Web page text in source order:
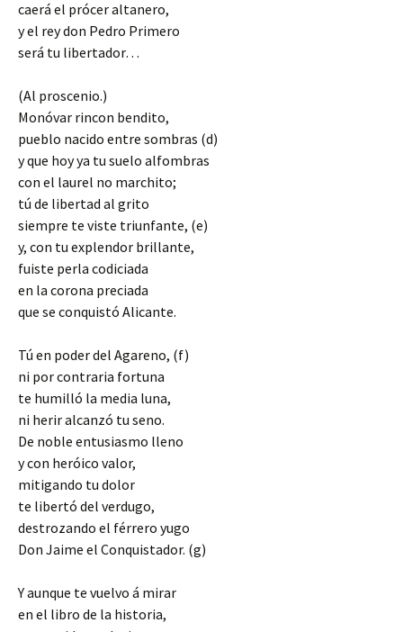
caerá el prócer altanero,
y el rey don Pedro Primero
será tu libertador…
(Al proscenio.)
Monóvar rincon bendito,
pueblo nacido entre sombras (d)
y que hoy ya tu suelo alfombras
con el laurel no marchito;
tú de libertad al grito
siempre te viste triunfante, (e)
y, con tu explendor brillante,
fuiste perla codiciada
en la corona preciada
que se conquistó Alicante.
Tú en poder del Agareno, (f)
ni por contraria fortuna
te humilló la media luna,
ni herir alcanzó tu seno.
De noble entusiasmo lleno
y con heróico valor,
mitigando tu dolor
te libertó del verdugo,
destrozando el férrero yugo
Don Jaime el Conquistador. (g)
Y aunque te vuelvo á mirar
en el libro de la historia,